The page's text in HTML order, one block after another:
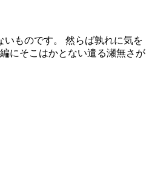
ものです。 然らば孰れに気を
にそこはかとない遣る瀬無さが